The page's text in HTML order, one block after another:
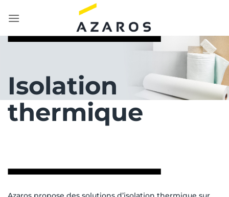
au
Isolation
thermique